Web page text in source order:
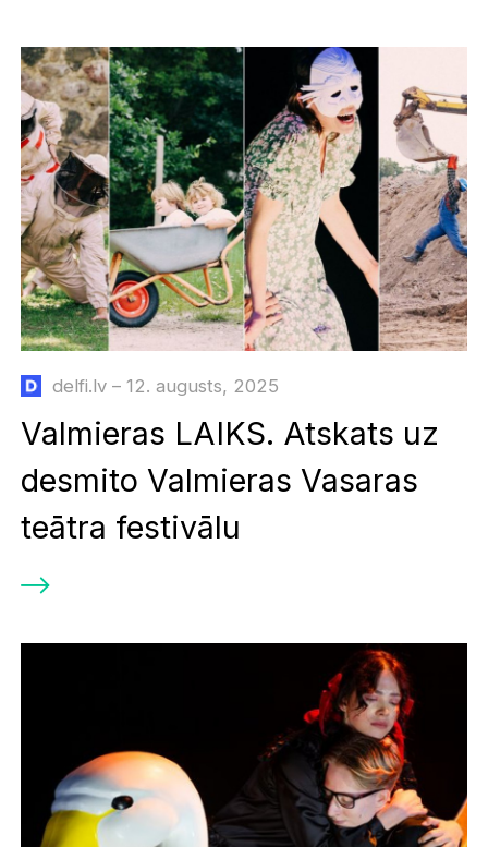
delfi.lv – 12. augusts, 2025
Valmieras LAIKS. Atskats uz
desmito Valmieras Vasaras
teātra festivālu